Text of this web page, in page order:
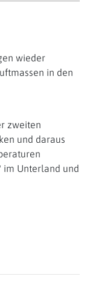
wieder
in den
zweiten
und daraus
im Unterland und